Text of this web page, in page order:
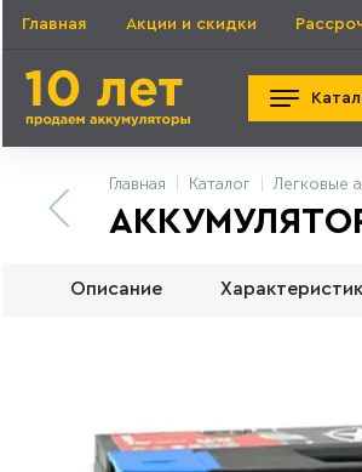
Главная Акции и скидки
Главная Каталог Легковые
АККУМУЛЯТОР
Описание